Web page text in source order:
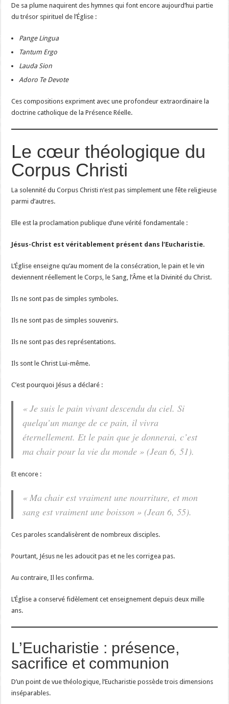
De sa plume naquirent des hymnes qui font encore aujourd’hui partie
du trésor spirituel de l’Église :
Pange Lingua
Tantum Ergo
Lauda Sion
Adoro Te Devote
Ces compositions expriment avec une profondeur extraordinaire la
doctrine catholique de la Présence Réelle.
Le cœur théologique du
Corpus Christi
La solennité du Corpus Christi n’est pas simplement une fête religieuse
parmi d’autres.
Elle est la proclamation publique d’une vérité fondamentale :
Jésus-Christ est véritablement présent dans l’Eucharistie.
L’Église enseigne qu’au moment de la consécration, le pain et le vin
deviennent réellement le Corps, le Sang, l’Âme et la Divinité du Christ.
Ils ne sont pas de simples symboles.
Ils ne sont pas de simples souvenirs.
Ils ne sont pas des représentations.
Ils sont le Christ Lui-même.
C’est pourquoi Jésus a déclaré :
« Je suis le pain vivant descendu du ciel. Si
quelqu’un mange de ce pain, il vivra
éternellement. Et le pain que je donnerai, c’est
ma chair pour la vie du monde » (Jean 6, 51).
Et encore :
« Ma chair est vraiment une nourriture, et mon
sang est vraiment une boisson » (Jean 6, 55).
Ces paroles scandalisèrent de nombreux disciples.
Pourtant, Jésus ne les adoucit pas et ne les corrigea pas.
Au contraire, Il les confirma.
L’Église a conservé fidèlement cet enseignement depuis deux mille
ans.
L’Eucharistie : présence,
sacrifice et communion
D’un point de vue théologique, l’Eucharistie possède trois dimensions
inséparables.